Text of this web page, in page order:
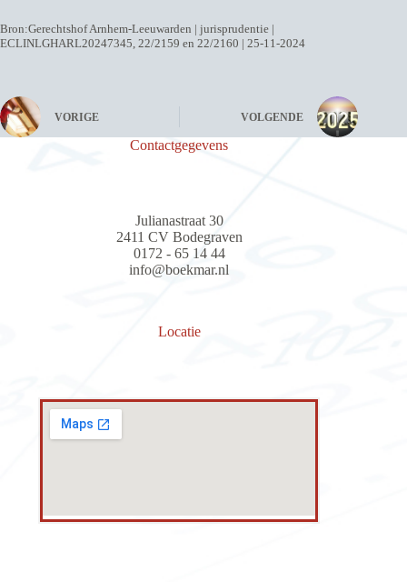
Bron:Gerechtshof Arnhem-Leeuwarden | jurisprudentie |
ECLINLGHARL20247345, 22/2159 en 22/2160 | 25-11-2024
VORIGE VOLGENDE
Contactgegevens
Julianastraat 30
2411 CV Bodegraven
0172 - 65 14 44
info@boekmar.nl
Locatie